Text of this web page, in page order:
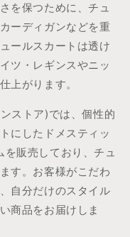
を保つために、チュ
ーディガンなどを重
ールスカートは透け
ツ・レギンスやニッ
上がります。
ストア)では、個性的
にしたドメスティッ
販売しており、チュ
す。お客様がこだわ
自分だけのスタイル
商品をお届けしま